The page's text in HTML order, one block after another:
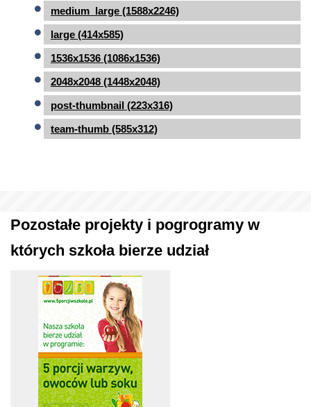
medium_large (1588x2246)
large (414x585)
1536x1536 (1086x1536)
2048x2048 (1448x2048)
post-thumbnail (223x316)
team-thumb (585x312)
Pozostałe projekty i pogrogramy w
których szkoła bierze udział